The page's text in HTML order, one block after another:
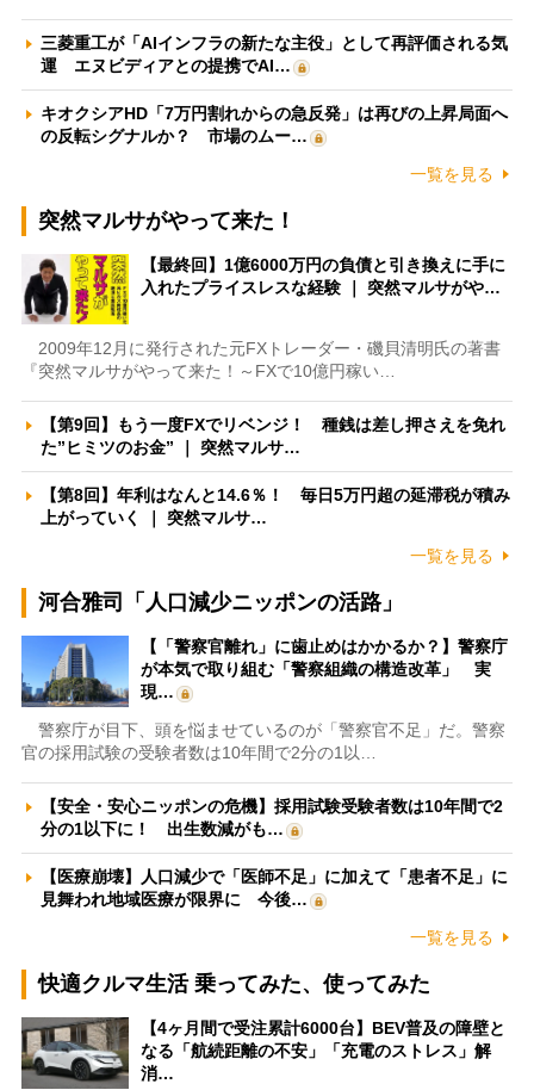
三菱重工が「AIインフラの新たな主役」として再評価される気
運 エヌビディアとの提携でAI…
キオクシアHD「7万円割れからの急反発」は再びの上昇局面へ
の反転シグナルか？ 市場のムー…
一覧を見る
突然マルサがやって来た！
【最終回】1億6000万円の負債と引き換えに手に
入れたプライスレスな経験 ｜ 突然マルサがや…
2009年12月に発行された元FXトレーダー・磯貝清明氏の著書
『突然マルサがやって来た！～FXで10億円稼い…
【第9回】もう一度FXでリベンジ！ 種銭は差し押さえを免れ
た”ヒミツのお金” ｜ 突然マルサ…
【第8回】年利はなんと14.6％！ 毎日5万円超の延滞税が積み
上がっていく ｜ 突然マルサ…
一覧を見る
河合雅司「人口減少ニッポンの活路」
【「警察官離れ」に歯止めはかかるか？】警察庁
が本気で取り組む「警察組織の構造改革」 実
現…
警察庁が目下、頭を悩ませているのが「警察官不足」だ。警察
官の採用試験の受験者数は10年間で2分の1以…
【安全・安心ニッポンの危機】採用試験受験者数は10年間で2
分の1以下に！ 出生数減がも…
【医療崩壊】人口減少で「医師不足」に加えて「患者不足」に
見舞われ地域医療が限界に 今後…
一覧を見る
快適クルマ生活 乗ってみた、使ってみた
【4ヶ月間で受注累計6000台】BEV普及の障壁と
なる「航続距離の不安」「充電のストレス」解
消…